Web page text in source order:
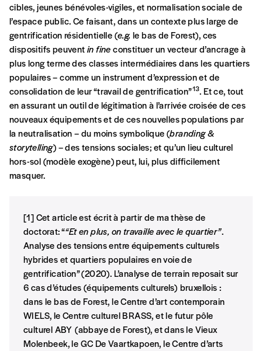
cibles, jeunes bénévoles-vigiles, et normalisation sociale de
l’espace public. Ce faisant, dans un contexte plus large de
gentrification résidentielle (e.g. le bas de Forest), ces
dispositifs peuventin fineconstituer un vecteur d’ancrage à
plus long terme des classes intermédiaires dans les quartiers
populaires – comme un instrument d’expression et de
consolidation de leur “travail de gentrification”13. Et ce, tout
en assurant un outil de légitimation à l’arrivée croisée de ces
nouveaux équipements et de ces nouvelles populations par
la neutralisation – du moins symbolique (branding&
storytelling) – des tensions sociales; et qu’un lieu culturel
hors-sol (modèle exogène) peut, lui, plus difficilement
masquer.
[1] Cet article est écrit à partir de ma thèse de
doctorat: ““Et en plus, on travaille avec le quartier”.
Analyse des tensions entre équipements culturels
hybrides et quartiers populaires en voie de
gentrification” (2020). L’analyse de terrain reposait sur
6 cas d’études (équipements culturels) bruxellois :
dans le bas de Forest, le Centre d’art contemporain
WIELS, le Centre culturel BRASS, et le futur pôle
culturel ABY (abbaye de Forest), et dans le Vieux
Molenbeek, le GC De Vaartkapoen, le Centre d’arts